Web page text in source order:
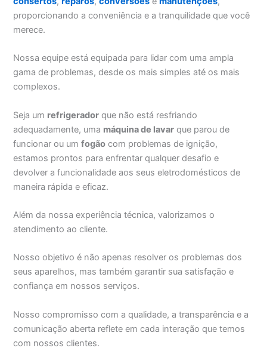
proporcionando a conveniência e a tranquilidade que você
merece.
Nossa equipe está equipada para lidar com uma ampla
gama de problemas, desde os mais simples até os mais
complexos.
Seja um refrigerador que não está resfriando
adequadamente, uma máquina de lavar que parou de
funcionar ou umfogão com problemas de ignição,
estamos prontos para enfrentar qualquer desafio e
devolver a funcionalidade aos seus eletrodomésticos de
maneira rápida e eficaz.
Além da nossa experiência técnica, valorizamos o
atendimento ao cliente.
Nosso objetivo é não apenas resolver os problemas dos
seus aparelhos, mas também garantir sua satisfação e
confiança em nossos serviços.
Nosso compromisso com a qualidade, a transparência e a
comunicação aberta reflete em cada interação que temos
com nossos clientes.